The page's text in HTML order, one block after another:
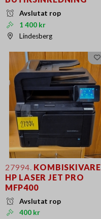
Avslutat rop
1 400 kr
Lindesberg
27994. KOMBISKIVARE
HP LASER JET PRO
MFP400
Avslutat rop
400 kr